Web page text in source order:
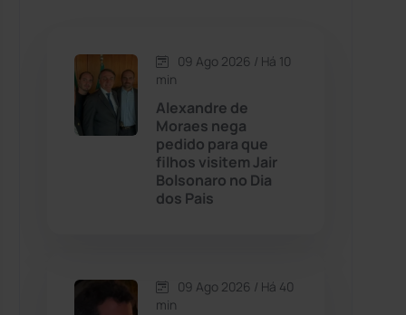
Caetité (1504)
Candiba
Cândido Sales
Caturama
09 Ago 2026 / Há 10
min
Alexandre de
Moraes nega
pedido para que
filhos visitem Jair
Bolsonaro no Dia
dos Pais
09 Ago 2026 / Há 40
min